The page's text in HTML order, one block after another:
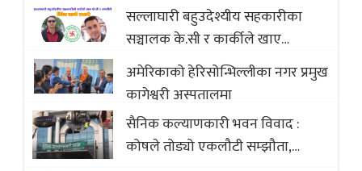
सल्लाघारी बहुउदेश्यीय सहकारीका
सञ्चालक के.सी र कार्कीले खाए
सदस्यको करोडौं बचत
अमेरिकाको हेरिसोन्भिल्लीका नगर प्रमुख
कागेश्वरी अस्पतालमा
सैनिक कल्याणकारी भवन विवाद :
कोषले तोड्यो एकलौटी सम्झौता,